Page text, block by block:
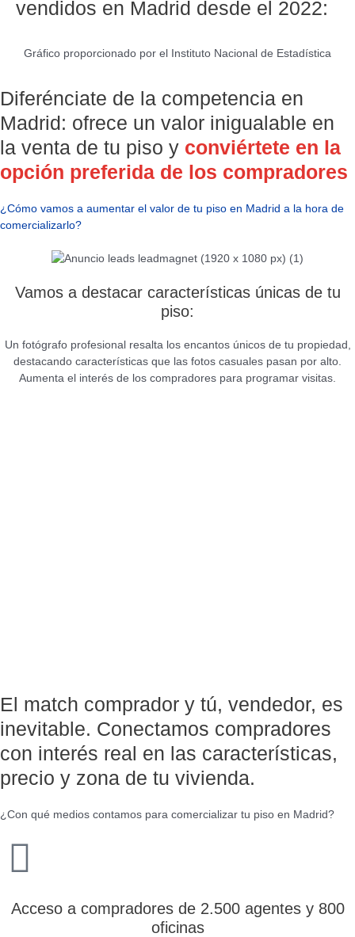
vendidos en Madrid desde el 2022:
Gráfico proporcionado por el Instituto Nacional de Estadística
Diferénciate de la competencia en
Madrid: ofrece un valor inigualable en
la venta de tu piso y conviértete en la
opción preferida de los compradores
¿Cómo vamos a aumentar el valor de tu piso en Madrid a la hora de
comercializarlo?
Vamos a destacar características únicas de tu
piso:
Un fotógrafo profesional resalta los encantos únicos de tu propiedad,
destacando características que las fotos casuales pasan por alto.
Aumenta el interés de los compradores para programar visitas.
El match comprador y tú, vendedor, es
inevitable. Conectamos compradores
con interés real en las características,
precio y zona de tu vivienda.
¿Con qué medios contamos para comercializar tu piso en Madrid?
Acceso a compradores de 2.500 agentes y 800
oficinas